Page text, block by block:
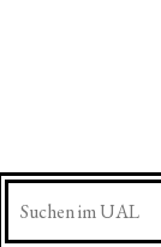
Suchen